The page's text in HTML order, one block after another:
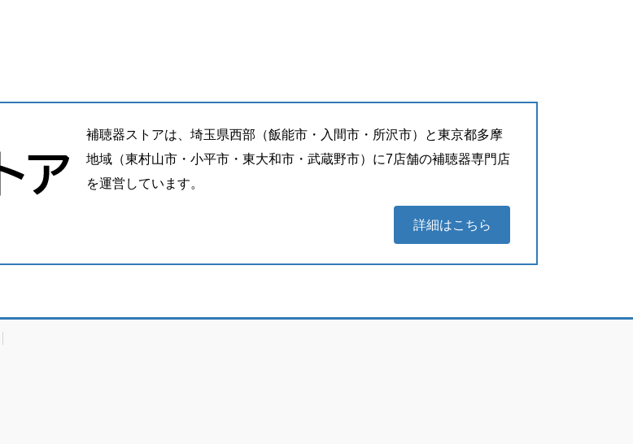
補聴器ストアは、埼玉県西部（飯能市・入間市・所沢市）と東京都多摩
地域（東村山市・小平市・東大和市・武蔵野市）に7店舗の補聴器専門店
を運営しています。
詳細はこちら